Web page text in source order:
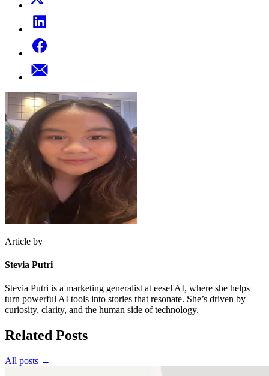
Article by
Stevia Putri
Stevia Putri is a marketing generalist at eesel AI, where she helps
turn powerful AI tools into stories that resonate. She’s driven by
curiosity, clarity, and the human side of technology.
Related Posts
All posts →